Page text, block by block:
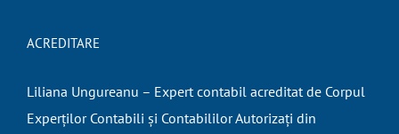
ACREDITARE
Liliana Ungureanu – Expert contabil acreditat de Corpul
Experților Contabili și Contabililor Autorizați din